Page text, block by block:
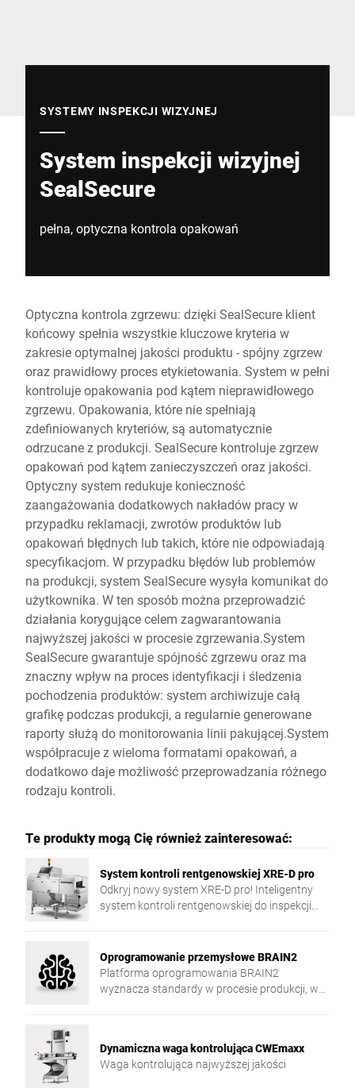
SYSTEMY INSPEKCJI WIZYJNEJ
System inspekcji wizyjnej
SealSecure
pełna, optyczna kontrola opakowań
Optyczna kontrola zgrzewu: dzięki SealSecure klient
końcowy spełnia wszystkie kluczowe kryteria w
zakresie optymalnej jakości produktu - spójny zgrzew
oraz prawidłowy proces etykietowania. System w pełni
kontroluje opakowania pod kątem nieprawidłowego
zgrzewu. Opakowania, które nie spełniają
zdefiniowanych kryteriów, są automatycznie
odrzucane z produkcji. SealSecure kontroluje zgrzew
opakowań pod kątem zanieczyszczeń oraz jakości.
Optyczny system redukuje konieczność
zaangażowania dodatkowych nakładów pracy w
przypadku reklamacji, zwrotów produktów lub
opakowań błędnych lub takich, które nie odpowiadają
specyfikacjom. W przypadku błędów lub problemów
na produkcji, system SealSecure wysyła komunikat do
użytkownika. W ten sposób można przeprowadzić
działania korygujące celem zagwarantowania
najwyższej jakości w procesie zgrzewania.System
SealSecure gwarantuje spójność zgrzewu oraz ma
znaczny wpływ na proces identyfikacji i śledzenia
pochodzenia produktów: system archiwizuje całą
grafikę podczas produkcji, a regularnie generowane
raporty służą do monitorowania linii pakującej.System
współpracuje z wieloma formatami opakowań, a
dodatkowo daje możliwość przeprowadzania różnego
rodzaju kontroli.
Te produkty mogą Cię również zainteresować:
System kontroli rentgenowskiej XRE-D pro
Odkryj nowy system XRE-D pro! Inteligentny
system kontroli rentgenowskiej do inspekcji
możliwościami zastosowania.
Oprogramowanie przemysłowe BRAIN2
Platforma oprogramowania BRAIN2
wyznacza standardy w procesie produkcji, w
Dynamiczna waga kontrolująca CWEmaxx
Waga kontrolująca najwyższej jakości